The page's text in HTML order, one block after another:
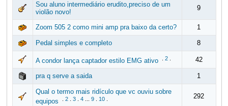
Sou aluno intermediário erudito,preciso de um
violão novo!
9
Zoom 505 2 como mini amp pra baixo da certo? 1
Pedal simples e completo 8
A condor lança captador estilo EMG ativo 2. 42
pra q serve a saida 1
Qual o termo mais ridículo que vc ouviu sobre
equipos
2. 3. 4... 9. 10. 292